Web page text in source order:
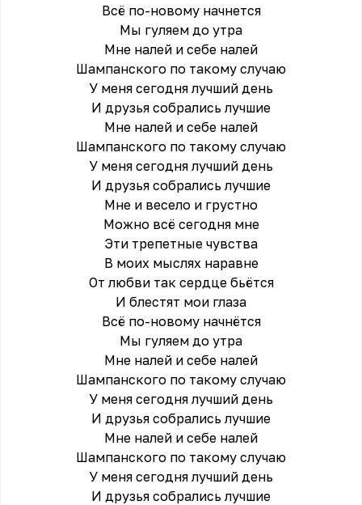
Всё по-новому начнется
Мы гуляем до утра
Мне налей и себе налей
Шампанского по такому случаю
У меня сегодня лучший день
И друзья собрались лучшие
Мне налей и себе налей
Шампанского по такому случаю
У меня сегодня лучший день
И друзья собрались лучшие
Мне и весело и грустно
Можно всё сегодня мне
Эти трепетные чувства
В моих мыслях наравне
От любви так сердце бьётся
И блестят мои глаза
Всё по-новому начнётся
Мы гуляем до утра
Мне налей и себе налей
Шампанского по такому случаю
У меня сегодня лучший день
И друзья собрались лучшие
Мне налей и себе налей
Шампанского по такому случаю
У меня сегодня лучший день
И друзья собрались лучшие